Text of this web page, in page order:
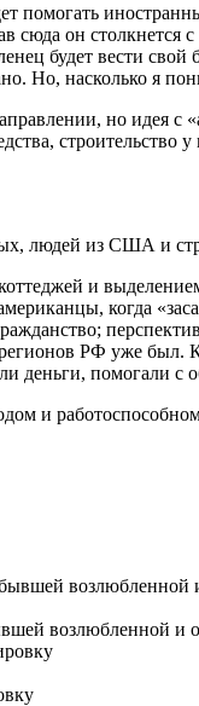
помогать
сюда он
будет вести
Но, насколько я
но идея
людей из США и
и
когда
РФ уже был.
деньги, помогали с
и
возлюбленной и